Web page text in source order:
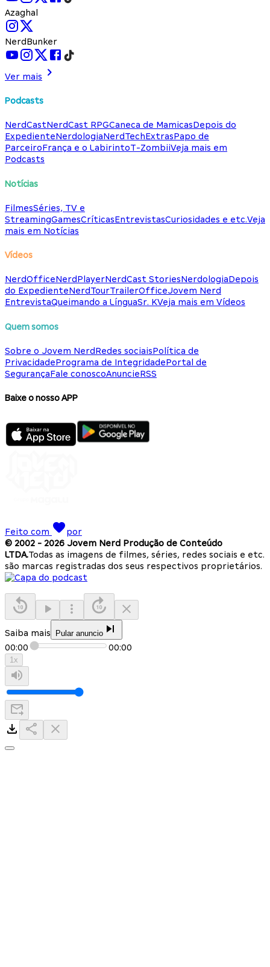
Azaghal
NerdBunker
Ver mais
Podcasts
NerdCastNerdCast RPGCaneca de MamicasDepois do
ExpedienteNerdologiaNerdTechExtrasPapo de
ParceiroFrança e o LabirintoT-ZombiiVeja mais em
Podcasts
Notícias
FilmesSéries, TV e
StreamingGamesCríticasEntrevistasCuriosidades e etc.Veja
mais em Notícias
Vídeos
NerdOfficeNerdPlayerNerdCast StoriesNerdologiaDepois
do ExpedienteNerdTourTrailerOfficeJovem Nerd
EntrevistaQueimando a LínguaSr. KVeja mais em Vídeos
Quem somos
Sobre o Jovem NerdRedes sociaisPolítica de
PrivacidadePrograma de IntegridadePortal de
SegurançaFale conoscoAnuncieRSS
Baixe o nosso APP
Feito com
por
© 2002 - 2026 Jovem Nerd Produção de Conteúdo
LTDA.Todas as imagens de filmes, séries, redes sociais e etc.
são marcas registradas dos seus respectivos proprietários.
Saiba mais Pular anuncio
00:00 00:00
1x